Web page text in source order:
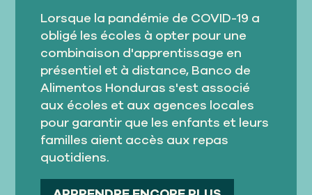
Lorsque la pandémie de COVID-19 a
obligé les écoles à opter pour une
combinaison d'apprentissage en
présentiel et à distance, Banco de
Alimentos Honduras s'est associé
aux écoles et aux agences locales
pour garantir que les enfants et leurs
familles aient accès aux repas
quotidiens.